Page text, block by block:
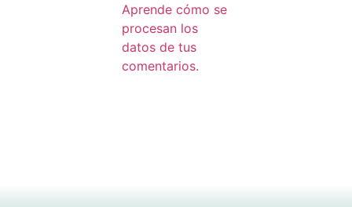
Aprende cómo se
procesan los
datos de tus
comentarios.